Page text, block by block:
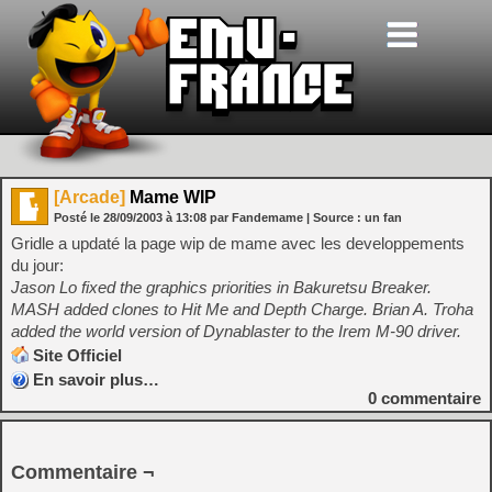
[Arcade] Mame WIP
Posté le 28/09/2003 à 13:08 par Fandemame | Source : un fan
Gridle a updaté la page wip de mame avec les developpements
du jour:
Jason Lo fixed the graphics priorities in Bakuretsu Breaker.
MASH added clones to Hit Me and Depth Charge. Brian A. Troha
added the world version of Dynablaster to the Irem M-90 driver.
Site Officiel
En savoir plus…
0 commentaire
Commentaire ¬